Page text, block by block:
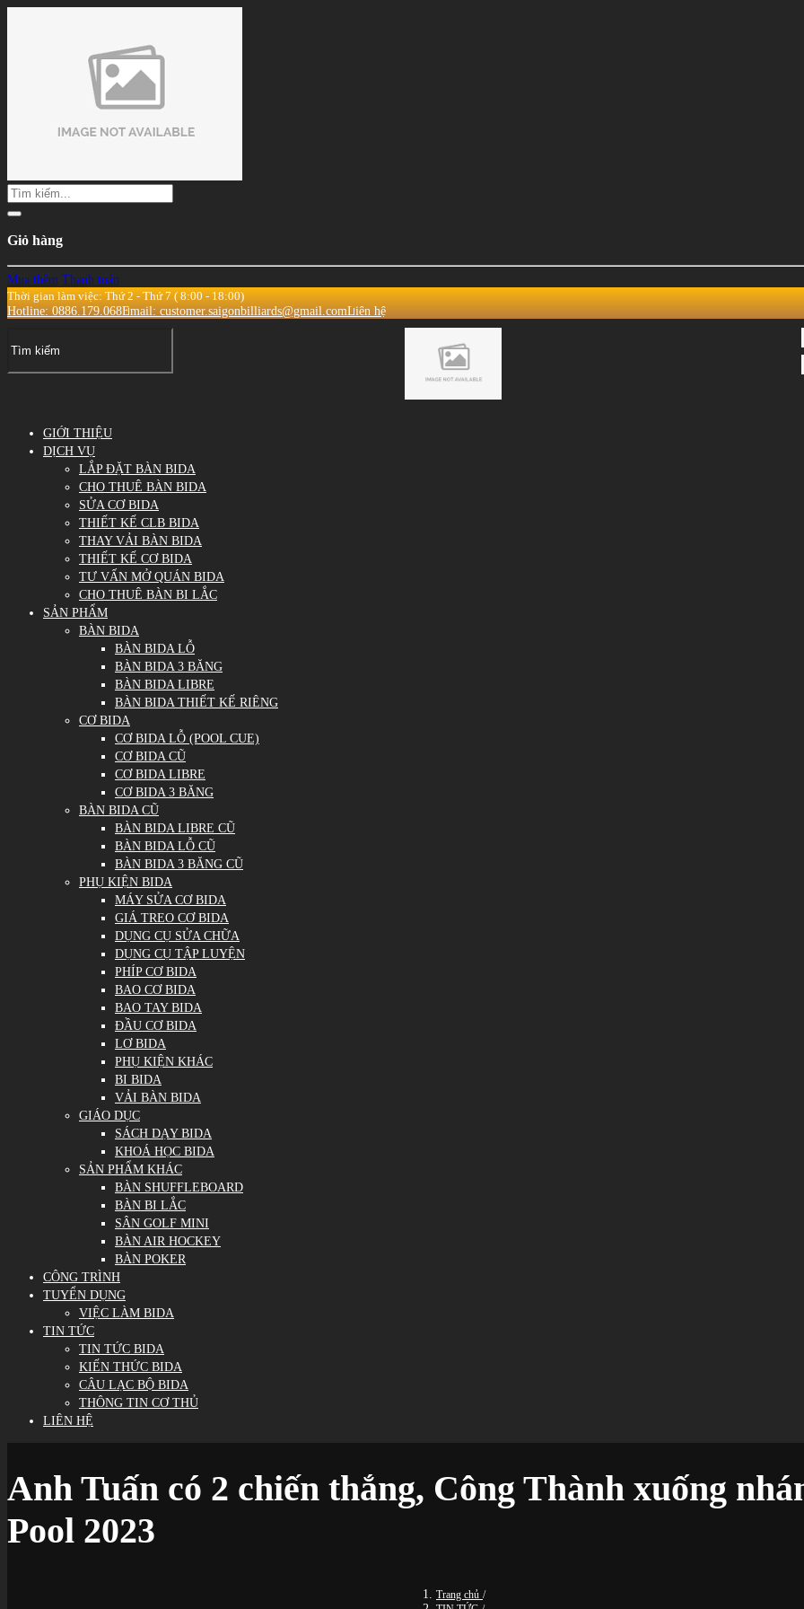
Giỏ hàng
Mua thêm Thanh toán
Thời gian làm việc: Thứ 2 - Thứ 7 ( 8:00 - 18:00)
Hotline: 0886.179.068Email: customer.saigonbilliards@gmail.comLiên hệ
GIỚI THIỆU
DỊCH VỤ
LẮP ĐẶT BÀN BIDA
CHO THUÊ BÀN BIDA
SỬA CƠ BIDA
THIẾT KẾ CLB BIDA
THAY VẢI BÀN BIDA
THIẾT KẾ CƠ BIDA
TƯ VẤN MỞ QUÁN BIDA
CHO THUÊ BÀN BI LẮC
SẢN PHẨM
BÀN BIDA
BÀN BIDA LỖ
BÀN BIDA 3 BĂNG
BÀN BIDA LIBRE
BÀN BIDA THIẾT KẾ RIÊNG
CƠ BIDA
CƠ BIDA LỖ (POOL CUE)
CƠ BIDA CŨ
CƠ BIDA LIBRE
CƠ BIDA 3 BĂNG
BÀN BIDA CŨ
BÀN BIDA LIBRE CŨ
BÀN BIDA LỖ CŨ
BÀN BIDA 3 BĂNG CŨ
PHỤ KIỆN BIDA
MÁY SỬA CƠ BIDA
GIÁ TREO CƠ BIDA
DỤNG CỤ SỬA CHỮA
DỤNG CỤ TẬP LUYỆN
PHÍP CƠ BIDA
BAO CƠ BIDA
BAO TAY BIDA
ĐẦU CƠ BIDA
LƠ BIDA
PHỤ KIỆN KHÁC
BI BIDA
VẢI BÀN BIDA
GIÁO DỤC
SÁCH DẠY BIDA
KHOÁ HỌC BIDA
SẢN PHẨM KHÁC
BÀN SHUFFLEBOARD
BÀN BI LẮC
SÂN GOLF MINI
BÀN AIR HOCKEY
BÀN POKER
CÔNG TRÌNH
TUYỂN DỤNG
VIỆC LÀM BIDA
TIN TỨC
TIN TỨC BIDA
KIẾN THỨC BIDA
CÂU LẠC BỘ BIDA
THÔNG TIN CƠ THỦ
LIÊN HỆ
Anh Tuấn có 2 chiến thắng, Công Thành xuống
Pool 2023
Trang chủ /